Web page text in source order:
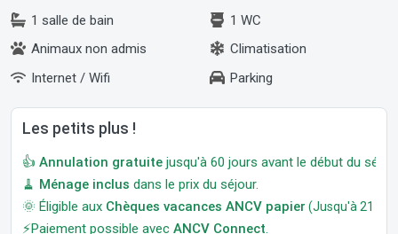
1 salle de bain
1 WC
Animaux non admis
Climatisation
Internet / Wifi
Parking
Les petits plus !
👍 Annulation gratuite jusqu'à 60 jours avant le début du
🧹 Ménage inclus dans le prix du séjour.
🌞 Éligible aux Chèques vacances ANCV papier (Jusqu'à 21
⚡Paiement possible avec ANCV Connect.